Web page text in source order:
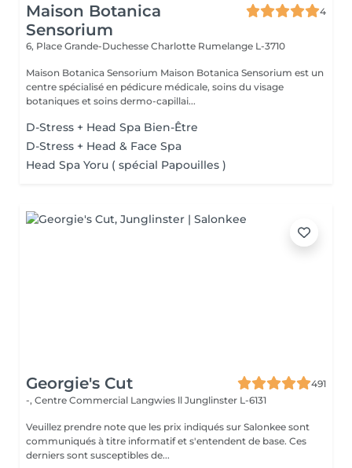
Maison Botanica
Sensorium
4
6, Place Grande-Duchesse Charlotte Rumelange L-3710
Maison Botanica Sensorium Maison Botanica Sensorium est un
centre spécialisé en pédicure médicale, soins du visage
botaniques et soins dermo-capillai...
D-Stress + Head Spa Bien-Être
D-Stress + Head & Face Spa
Head Spa Yoru ( spécial Papouilles )
Georgie's Cut
491
-, Centre Commercial Langwies ll Junglinster L-6131
Veuillez prendre note que les prix indiqués sur Salonkee sont
communiqués à titre informatif et s'entendent de base. Ces
derniers sont susceptibles de...